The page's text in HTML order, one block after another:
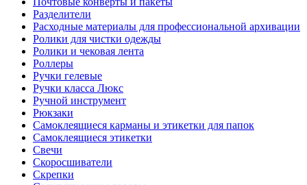
Разделители
Расходные материалы для профессиональной архивации
Ролики для чистки одежды
Ролики и чековая лента
Роллеры
Ручки гелевые
Ручки класса Люкс
Ручной инструмент
Рюкзаки
Самоклеящиеся карманы и этикетки для папок
Самоклеящиеся этикетки
Свечи
Скоросшиватели
Скрепки